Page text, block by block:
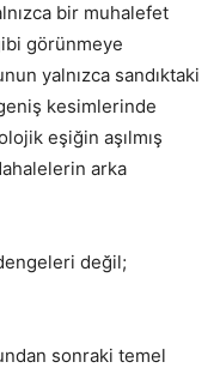
bir muhalefet
görünmeye
yalnızca sandıktaki
kesimlerinde
eşiğin aşılmış
arka
değil;
sonraki temel